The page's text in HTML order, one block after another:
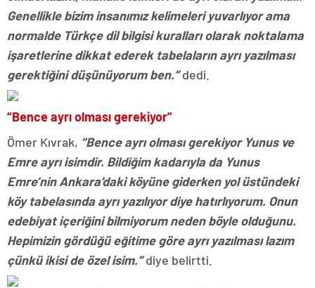
Genellikle bizim insanımız kelimeleri yuvarlıyor ama
normalde Türkçe dil bilgisi kuralları olarak noktalama
işaretlerine dikkat ederek tabelaların ayrı yazılması
gerektiğini düşünüyorum ben.”dedi.
“Bence ayrı olması gerekiyor”
Ömer Kıvrak, “Bence ayrı olması gerekiyor Yunus ve
Emre ayrı isimdir. Bildiğim kadarıyla da Yunus
Emre’nin Ankara’daki köyüne giderken yol üstündeki
köy tabelasında ayrı yazılıyor diye hatırlıyorum. Onun
edebiyat içeriğini bilmiyorum neden böyle olduğunu.
Hepimizin gördüğü eğitime göre ayrı yazılması lazım
çünkü ikisi de özel isim.”diye belirtti.